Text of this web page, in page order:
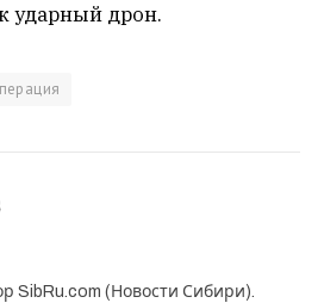
ударный дрон.
SibRu.com (Новости Сибири).